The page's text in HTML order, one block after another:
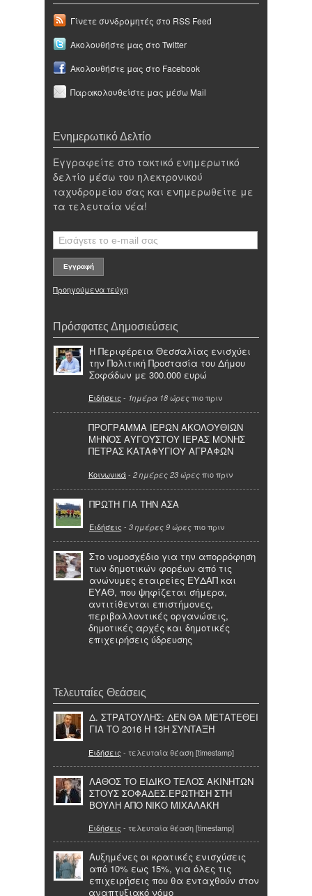
Γίνετε συνδρομητές στο RSS Feed
Ακολουθήστε μας στο Twitter
Ακολουθήστε μας στο Facebook
Παρακολουθείστε μας μέσω Mail
Ενημερωτικό Δελτίο
Εγγραφείτε στο τακτικό ενημερωτικό
δελτίο μέσω του ηλεκτρονικού
ταχυδρομείου σας και ενημερωθείτε με
τα τελευταία νέα!
Προηγούμενα τεύχη
Πρόσφατες Δημοσιεύσεις
Η Περιφέρεια Θεσσαλίας ενισχύει
την Πολιτική Προστασία του Δήμου
Σοφάδων με 300.000 ευρώ
Ειδήσεις - 1ημέρα 18 ώρες πιο πριν
ΠΡΟΓΡΑΜΜΑ ΙΕΡΩΝ ΑΚΟΛΟΥΘΙΩΝ
ΜΗΝΟΣ ΑΥΓΟΥΣΤΟΥ ΙΕΡΑΣ ΜΟΝΗΣ
ΠΕΤΡΑΣ ΚΑΤΑΦΥΓΙΟΥ ΑΓΡΑΦΩΝ
Κοινωνικά- 2 ημέρες 23 ώρες πιο πριν
ΠΡΩΤΗ ΓΙΑ ΤΗΝ ΑΣΑ
Ειδήσεις - 3 ημέρες 9 ώρες πιο πριν
Στο νομοσχέδιο για την απορρόφηση
των δημοτικών φορέων από τις
ανώνυμες εταιρείες ΕΥΔΑΠ και
ΕΥΑΘ, που ψηφίζεται σήμερα,
αντιτίθενται επιστήμονες,
περιβαλλοντικές οργανώσεις,
δημοτικές αρχές και δημοτικές
επιχειρήσεις ύδρευσης
Τελευταίες Θεάσεις
Δ. ΣΤΡΑΤΟΥΛΗΣ: ΔΕΝ ΘΑ ΜΕΤΑΤΕΘΕΙ
ΓΙΑ ΤΟ 2016 Η 13Η ΣΥΝΤΑΞΗ
Ειδήσεις - τελευταία θέαση [timestamp]
ΛΑΘΟΣ ΤΟ ΕΙΔΙΚΟ ΤΕΛΟΣ ΑΚΙΝΗΤΩΝ
ΣΤΟΥΣ ΣΟΦΑΔΕΣ.ΕΡΩΤΗΣΗ ΣΤΗ
ΒΟΥΛΗ ΑΠΟ ΝΙΚΟ ΜΙΧΑΛΑΚΗ
Ειδήσεις - τελευταία θέαση [timestamp]
Αυξημένες οι κρατικές ενισχύσεις
από 10% εως 15%, για όλες τις
επιχειρήσεις που θα ενταχθούν στον
αναπτυξιακό νόμο